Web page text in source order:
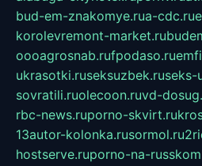
bud-em-znakomye.rua-cdc.ru
korolevremont-market.ru
oooagrosnab.rufpodaso.ru
ukrasotki.ruseksuzbek.ruseks-
sovratili.ruolecoon.ruvd-
rbc-news.ruporno-skvirt.ru
13autor-kolonka.rusormol.ru
hostserve.ruporno-na-